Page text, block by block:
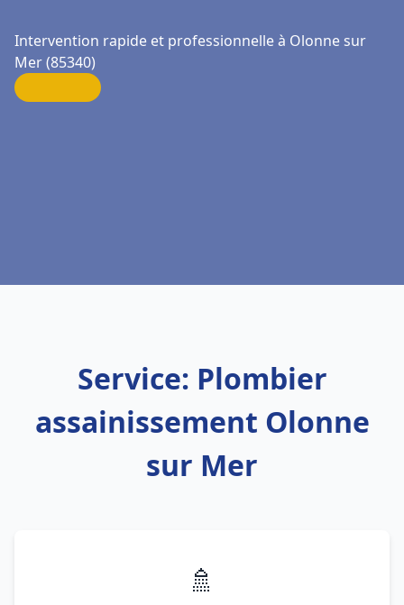
Intervention rapide et professionnelle à Olonne sur
Mer (85340)
Service: Plombier
assainissement Olonne
sur Mer
🚿